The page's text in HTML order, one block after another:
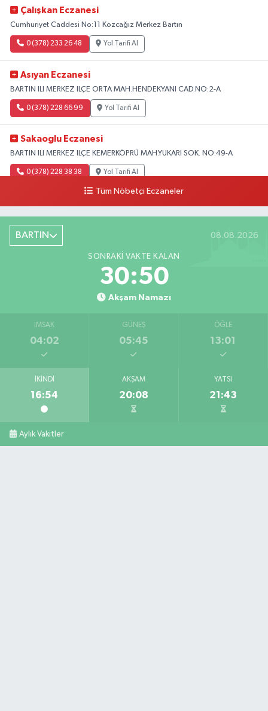
Çalışkan Eczanesi
Cumhuriyet Caddesi No:11 Kozcağız Merkez Bartın
0 (378) 233 26 48 Yol Tarifi Al
Asıyan Eczanesi
BARTIN ILI MERKEZ ILÇE ORTA MAH.HENDEKYANI CAD.NO:2-A
0 (378) 228 66 99 Yol Tarifi Al
Sakaoglu Eczanesi
BARTIN ILI MERKEZ ILÇE KEMERKÖPRÜ MAH.YUKARI SOK. NO:49-A
0 (378) 228 38 38 Yol Tarifi Al
Tüm Nöbetçi Eczaneler
BARTIN 08.08.2026
SONRAKI VAKTE KALAN
30:49
Akşam Namazı
İMSAK
04:02
GÜNEŞ
05:45
ÖĞLE
13:01
İKINDI
16:54
AKŞAM
20:08
YATSI
21:43
Aylık Vakitler